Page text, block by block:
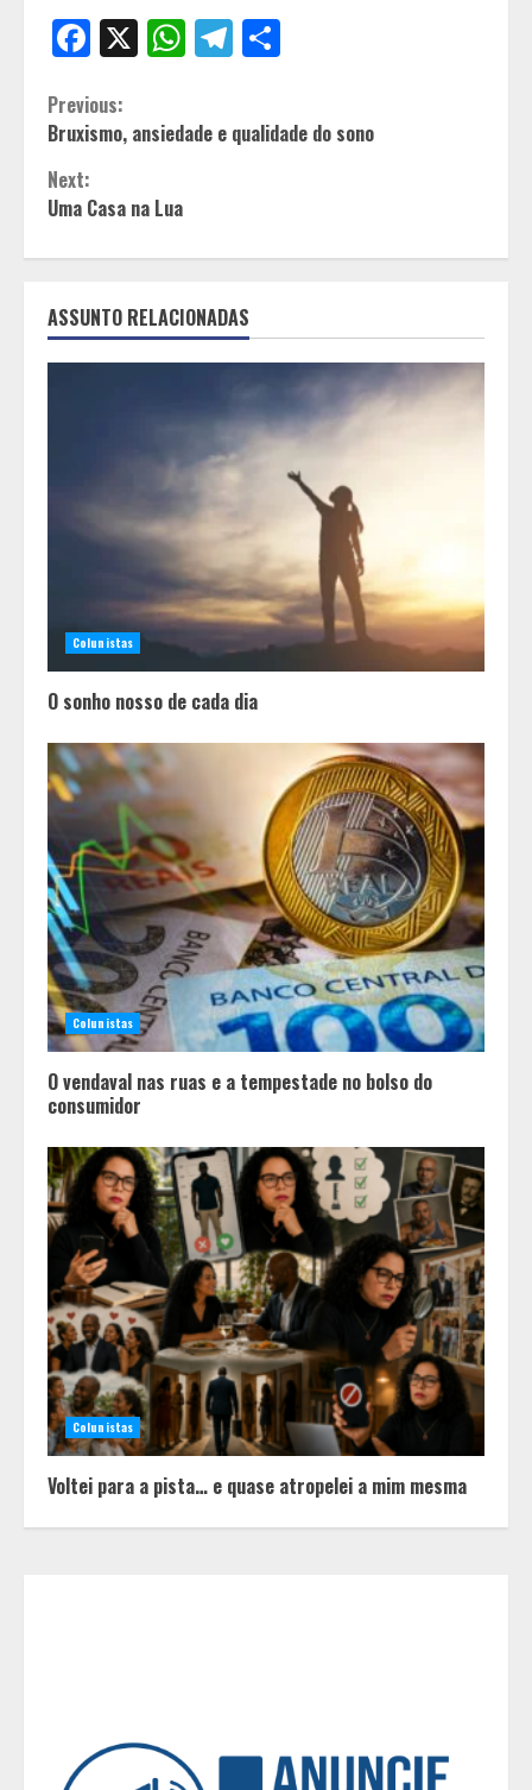
Facebook
X WhatsApp
Telegram
Continue
Reading
Previous:
Bruxismo, ansiedade e qualidade do sono
Next:
Uma Casa na Lua
ASSUNTO RELACIONADAS
Colunistas
O sonho nosso de cada dia
Colunistas
O vendaval nas ruas e a tempestade no bolso do
consumidor
Colunistas
Voltei para a pista… e quase atropelei a mim mesma
2
Em ato pelo fim do feminicídio,
Cristo Redentor se iluminou na cor
laranja
A ordem dos alimentos importa.
Mas nem sempre da mesma forma
de vestuário, lista reúne diversas
opções para presentear neste Dia